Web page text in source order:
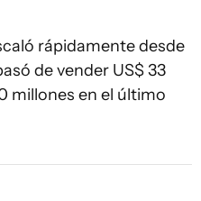
rápidamente desde
de vender US$ 33
millones en el último